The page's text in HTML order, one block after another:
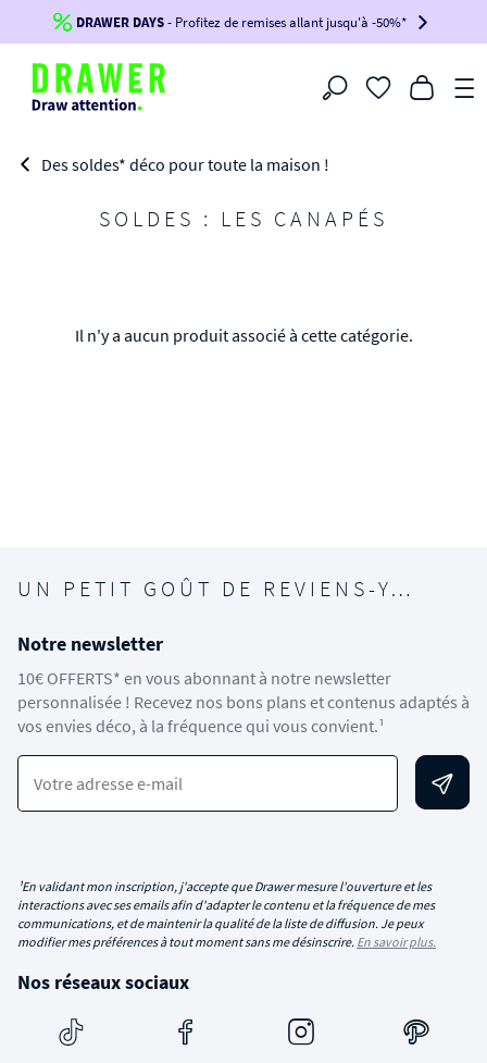
Jusqu'à-100€*sur votre commande !
BIKINI100
-voir conditions en bas de page-
DRAWER DAYS- Profitez de remises allant jusqu'à -50%*
Filtrer
Des soldes* déco pour toute la maison !
SOLDES : LES CANAPÉS
Il n'y a aucun produit associé à cette catégorie.
UN PETIT GOÛT DE REVIENS-Y…
Notre newsletter
10€ OFFERTS* en vous abonnant à notre newsletter
personnalisée ! Recevez nos bons plans et contenus adaptés à
vos envies déco, à la fréquence qui vous convient.¹
Votre adresse e-mail
¹En validant mon inscription, j'accepte que Drawer mesure l'ouverture et les
interactions avec ses emails afin d'adapter le contenu et la fréquence de mes
communications, et de maintenir la qualité de la liste de diffusion. Je peux
modifier mes préférences à tout moment sans me désinscrire. En savoir plus.
Nos réseaux sociaux